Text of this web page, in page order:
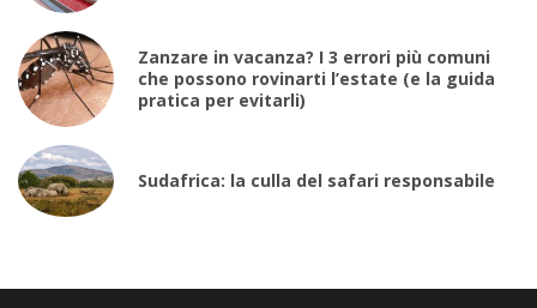
Zanzare in vacanza? I 3 errori più comuni
che possono rovinarti l’estate (e la guida
pratica per evitarli)
Sudafrica: la culla del safari responsabile